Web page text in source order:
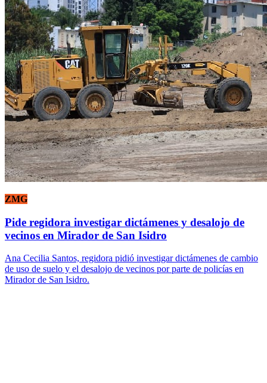
ZMG
Pide regidora investigar dictámenes y desalojo de
vecinos en Mirador de San Isidro
Ana Cecilia Santos, regidora pidió investigar dictámenes de cambio
de uso de suelo y el desalojo de vecinos por parte de policías en
Mirador de San Isidro.